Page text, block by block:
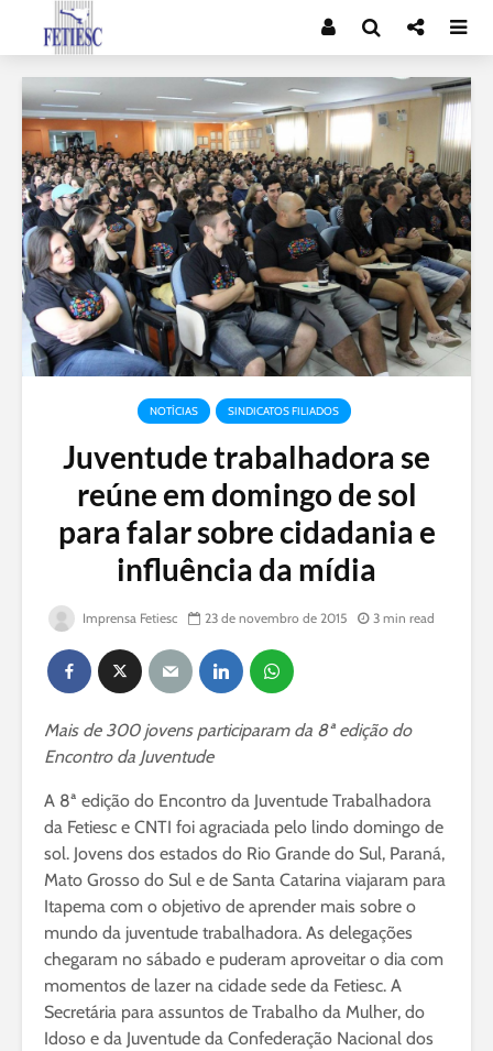
NOTÍCIAS SINDICATOS FILIADOS
Juventude trabalhadora se
reúne em domingo de sol
para falar sobre cidadania e
influência da mídia
Imprensa Fetiesc 23 de novembro de 2015 3 min read
Mais de 300 jovens participaram da 8ª edição do
Encontro da Juventude
A 8ª edição do Encontro da Juventude Trabalhadora
da Fetiesc e CNTI foi agraciada pelo lindo domingo de
sol. Jovens dos estados do Rio Grande do Sul, Paraná,
Mato Grosso do Sul e de Santa Catarina viajaram para
Itapema com o objetivo de aprender mais sobre o
mundo da juventude trabalhadora. As delegações
chegaram no sábado e puderam aproveitar o dia com
momentos de lazer na cidade sede da Fetiesc. A
Secretária para assuntos de Trabalho da Mulher, do
Idoso e da Juventude da Confederação Nacional dos